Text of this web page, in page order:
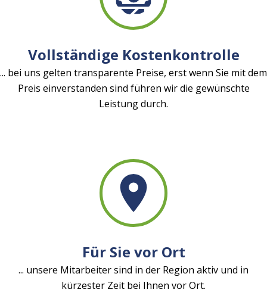
Vollständige Kostenkontrolle
... bei uns gelten transparente Preise, erst wenn Sie mit dem
Preis einverstanden sind führen wir die gewünschte
Leistung durch.
Für Sie vor Ort
... unsere Mitarbeiter sind in der Region aktiv und in
kürzester Zeit bei Ihnen vor Ort.